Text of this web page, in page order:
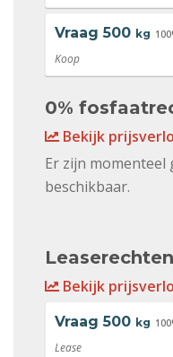
Vraag 500 kg
Koop
0%
Bekijk
Er zijn momenteel
beschikbaar.
Leaserechten
Bekijk
Vraag 500 kg
Lease